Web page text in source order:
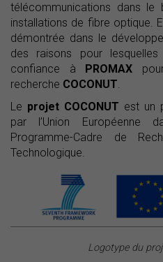
télécommunications dans
installations de fibre optique.
démontrée dans le
des raisons pour
confiance à PROMAX
recherche COCONUT.
Le projet COCONUT est un
par l’Union
Programme-Cadre de
Technologique.
Logotype du